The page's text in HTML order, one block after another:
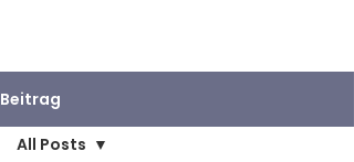
Beitrag
All Posts